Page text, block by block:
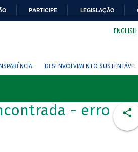
PARTICIPE LEGISLAÇÃO
ENGLISH
DESENVOLVIMENTO SUSTENTÁVEL
- erro